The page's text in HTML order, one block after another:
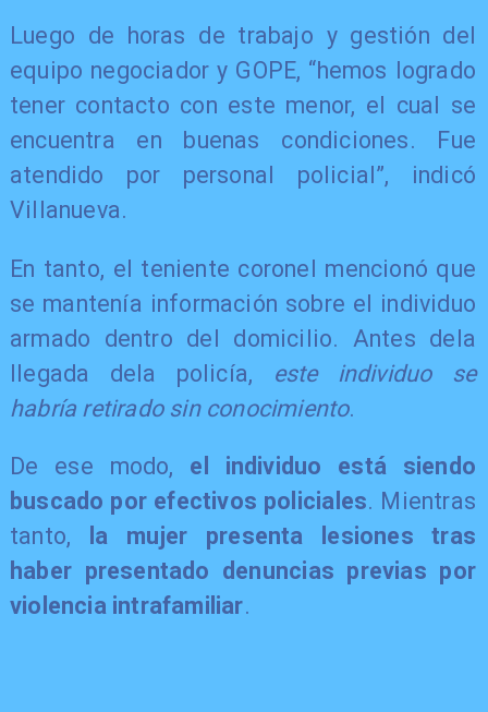
Luego de horas de trabajo y gestión del
equipo negociador y GOPE, “hemos logrado
tener contacto con este menor, el cual se
encuentra en buenas condiciones. Fue
atendido por personal policial”, indicó
Villanueva.
En tanto, el teniente coronel mencionó que
se mantenía información sobre el individuo
armado dentro del domicilio. Antes dela
llegada dela policía, este individuo se
habría retirado sin conocimiento.
De ese modo, el individuo está siendo
buscado por efectivos policiales. Mientras
tanto,
la mujer presenta lesiones tras
haber presentado denuncias previas por
violencia intrafamiliar.